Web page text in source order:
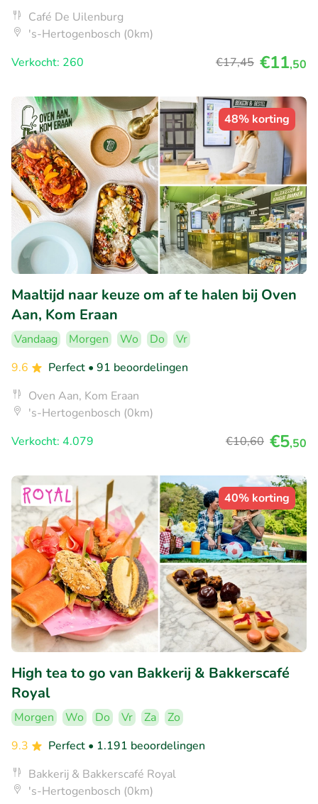
Café De Uilenburg
's-Hertogenbosch (0km)
Verkocht: 260
€17,45 €11,50
48% korting
Maaltijd naar keuze om af te halen bij Oven
Aan, Kom Eraan
Vandaag Morgen Wo Do
Vr
9.6
Perfect • 91 beoordelingen
Oven Aan, Kom Eraan
's-Hertogenbosch (0km)
Verkocht: 4.079
€10,60 €5,50
40% korting
High tea to go van Bakkerij & Bakkerscafé
Royal
Morgen Wo Do Vr Za
Zo
9.3
Perfect • 1.191 beoordelingen
Bakkerij & Bakkerscafé Royal
's-Hertogenbosch (0km)